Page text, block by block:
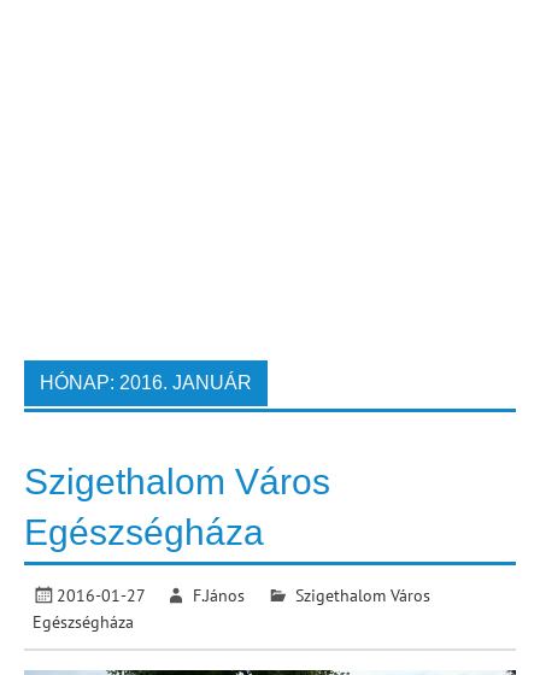
HÓNAP: 2016. JANUÁR
Szigethalom Város
Egészségháza
2016-01-27 F.János
Szigethalom Város
Egészségháza